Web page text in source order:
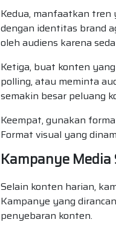
Kedua, manfaatkan
dengan identitas brand
oleh audiens karena
Ketiga, buat konten
polling, atau meminta
semakin besar peluang
Keempat, gunakan
Format visual yang
Kampanye
Selain konten harian,
Kampanye yang
penyebaran konten.